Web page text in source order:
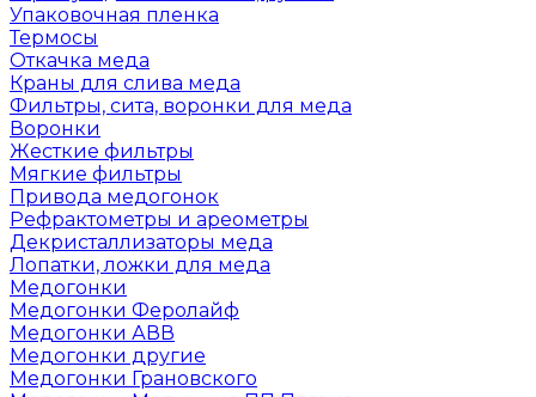
Упаковочная пленка
Термосы
Откачка меда
Краны для слива меда
Фильтры, сита, воронки для меда
Воронки
Жесткие фильтры
Мягкие фильтры
Привода медогонок
Рефрактометры и ареометры
Декристаллизаторы меда
Лопатки, ложки для меда
Медогонки
Медогонки Феролайф
Медогонки АВВ
Медогонки другие
Медогонки Грановского